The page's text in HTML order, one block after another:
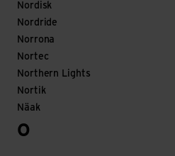
Nordisk
Nordride
Norrona
Nortec
Northern Lights
Nortik
Näak
O